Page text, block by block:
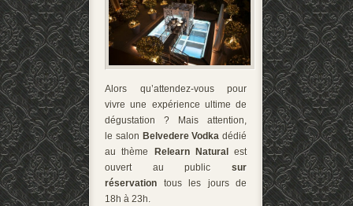
Alors qu’attendez-vous pour
vivre une expérience ultime de
dégustation ? Mais attention,
le salon Belvedere Vodka dédié
au thème Relearn Natural est
ouvert au public sur
réservation tous les jours de
18h à 23h.